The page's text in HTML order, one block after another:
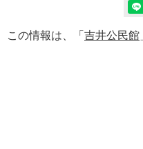
この情報は、「 吉井公民館